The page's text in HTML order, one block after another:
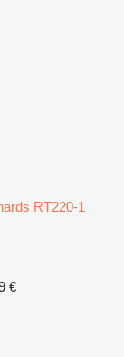
RT220-1
€